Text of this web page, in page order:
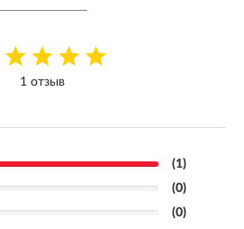
1 отзыв
(1)
(0)
(0)